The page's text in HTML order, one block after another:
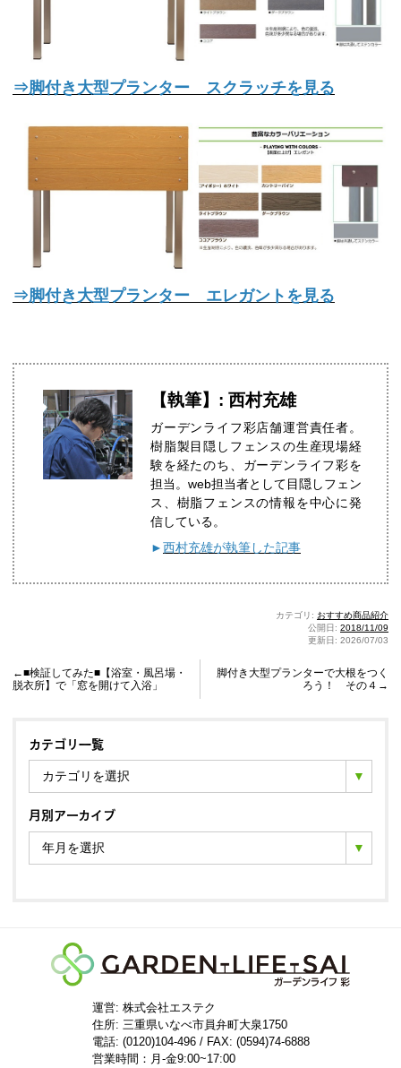
⇒脚付き大型プランター スクラッチを見る
⇒脚付き大型プランター エレガントを見る
【執筆】: 西村充雄
ガーデンライフ彩店舗運営責任者。
樹脂製目隠しフェンスの生産現場経
験を経たのち、ガーデンライフ彩を
担当。web担当者として目隠しフェン
ス、樹脂フェンスの情報を中心に発
信している。
►西村充雄が執筆した記事
カテゴリ: おすすめ商品紹介
公開日: 2018/11/09
更新日: 2026/07/03
←■検証してみた■【浴室・風呂場・
脱衣所】で「窓を開けて入浴」
脚付き大型プランターで大根をつく
ろう！ その４→
カテゴリ一覧
カテゴリを選択
月別アーカイブ
年月を選択
運営: 株式会社エステク
住所: 三重県いなべ市員弁町大泉1750
電話: (0120)104-496 / FAX: (0594)74-6888
営業時間：月-金9:00~17:00